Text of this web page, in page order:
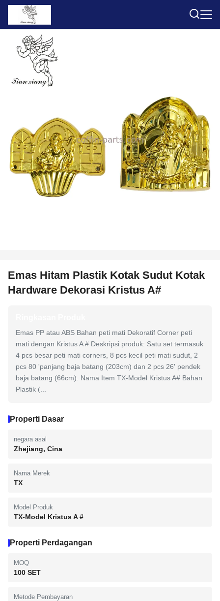
Emas Hitam Plastik Kotak Sudut Kotak
Hardware Dekorasi Kristus A#
Emas PP atau ABS Bahan peti mati Dekoratif Corner peti
mati dengan Kristus A # Deskripsi produk: Satu set termasuk
4 pcs besar peti mati corners, 8 pcs kecil peti mati sudut, 2
pcs 80 'panjang baja batang (203cm) dan 2 pcs 26' pendek
baja batang (66cm). Nama Item TX-Model Kristus A# Bahan
Plastik (...
Properti Dasar
negara asal
Zhejiang, Cina
Nama Merek
TX
Model Produk
TX-Model Kristus A #
Properti Perdagangan
MOQ
100 SET
Metode Pembayaran